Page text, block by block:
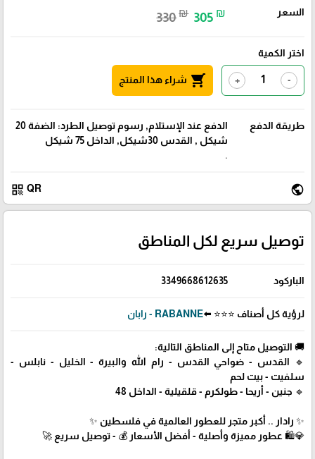
السعر 330₪ 305 ₪
اختر الكمية
-
+
shopping_cart شراء هذا المنتج
طريقة الدفع
الدفع عند الإستلام, رسوم توصيل الطرد: الضفة 20
شيكل , القدس 30شيكل, الداخل 75 شيكل
.
public
QR
qr_code
توصيل سريع لكل المناطق
الباركود 3349668612635
لرؤية كل أصناف ⭐⭐⭐ ⬅️RABANNE - رابان
🚚 التوصيل متاح إلى المناطق التالية:
🔹 القدس - ضواحي القدس - رام الله والبيرة - الخليل - نابلس -
سلفيت - بيت لحم
🔹 جنين - أريحا - طولكرم - قلقيلية - الداخل 48
✨ رادار .. أكبر متجر للعطور العالمية في فلسطين ✨
💎🛍️ عطور مميزة وأصلية - أفضل الأسعار 💰 - توصيل سريع 🚀